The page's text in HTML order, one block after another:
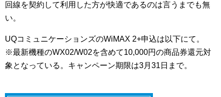
回線を契約して利用した方が快適であるのは言うまでも無
い。
UQコミュニケーションズのWiMAX 2+申込は以下にて。
※最新機種のWX02/W02を含めて10,000円の商品券還元対
象となっている。キャンペーン期限は3月31日まで。